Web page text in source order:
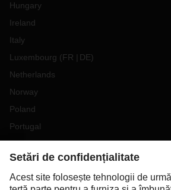
Hungary
Ireland
Italy
Luxembourg (FR DE)
Netherlands
Norway
Poland
Portugal
Romania
Slovakia
Spain